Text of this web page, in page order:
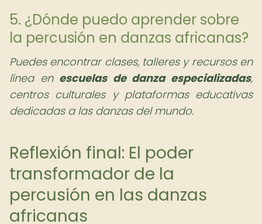
5. ¿Dónde puedo aprender sobre
la percusión en danzas africanas?
Puedes encontrar clases, talleres y recursos en
línea en escuelas de danza especializadas,
centros culturales y plataformas educativas
dedicadas a las danzas del mundo.
Reflexión final: El poder
transformador de la
percusión en las danzas
africanas